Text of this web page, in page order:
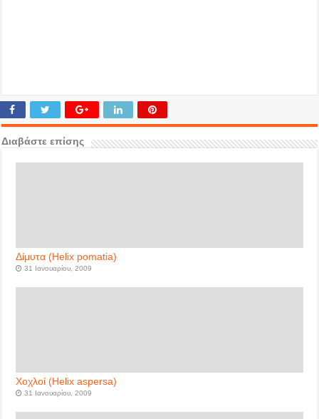
Διαβάστε επίσης
Δίμυτα (Helix pomatia)
31 Ιανουαρίου, 2009
Χοχλοί (Helix aspersa)
31 Ιανουαρίου, 2009